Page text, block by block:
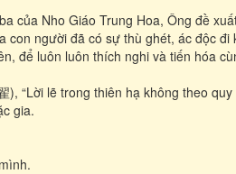
của Nho Giáo Trung Hoa, Ông đề
con người đã có sự thù ghét, ác độc đi
để luôn luôn thích nghi và tiến hóa
“Lời lẽ trong thiên hạ không theo
gia.